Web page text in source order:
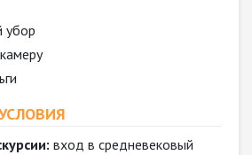
убор
вход в средневековый